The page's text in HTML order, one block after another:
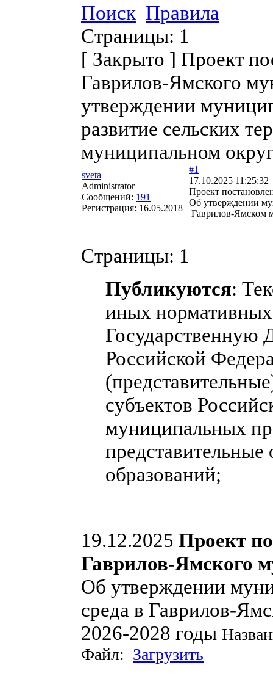
Поиск Правила
Страницы: 1
[ Закрыто ] Проект
Гаврилов-Ямского
утверждении
развитие сельских
муниципальном
sveta
Administrator
Сообщений: 191
Регистрация: 16.05.2018
#1
17.10.2025 11:25:32
Проект
Об утверждении
Гаврилов-Ямском
Страницы: 1
Публикуются:
иных
Государственную
Российской
субъектов
муниципальных
образований;
19.12.2025 Проект
Гаврилов-Ямского
Об утверждении
среда в Гаврилов-
2026-2028 годы
Файл: Загрузить